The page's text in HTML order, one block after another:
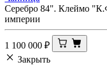
Серебро 84". Клеймо
империи
1 100 000 ₽
Закрыть